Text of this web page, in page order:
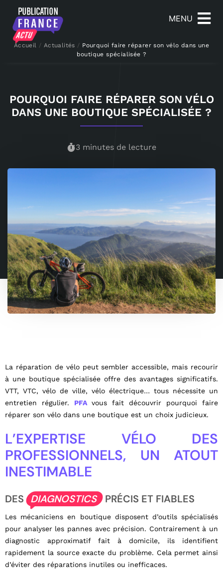
MENU
Accueil / Actualités / Pourquoi faire réparer son vélo dans une
boutique spécialisée ?
POURQUOI FAIRE RÉPARER SON VÉLO
DANS UNE BOUTIQUE SPÉCIALISÉE ?
3 minutes de lecture
La réparation de vélo peut sembler accessible, mais recourir
à une boutique spécialisée offre des avantages significatifs.
VTT, VTC, vélo de ville, vélo électrique… tous nécessite un
entretien régulier. PFA vous fait découvrir pourquoi faire
réparer son vélo dans une boutique est un choix judicieux.
L’EXPERTISE VÉLO DES
PROFESSIONNELS, UN ATOUT
INESTIMABLE
DES DIAGNOSTICS PRÉCIS ET FIABLES
Les mécaniciens en boutique disposent d’outils spécialisés
pour analyser les pannes avec précision. Contrairement à un
diagnostic approximatif fait à domicile, ils identifient
rapidement la source exacte du problème. Cela permet ainsi
d’éviter des réparations inutiles ou inefficaces.